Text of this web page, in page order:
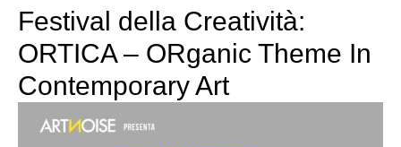
Festival della Creatività:
ORTICA – ORganic Theme In
Contemporary Art